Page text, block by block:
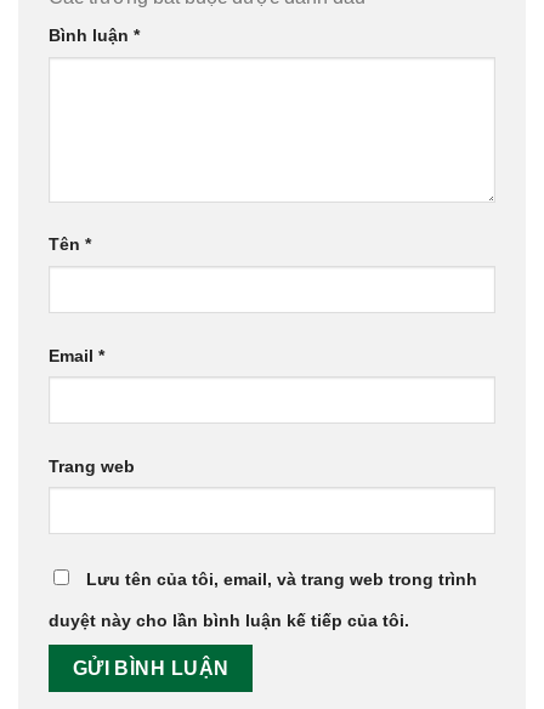
Bình luận *
Tên *
Email *
Trang web
Lưu tên của tôi, email, và trang web trong trình
duyệt này cho lần bình luận kế tiếp của tôi.